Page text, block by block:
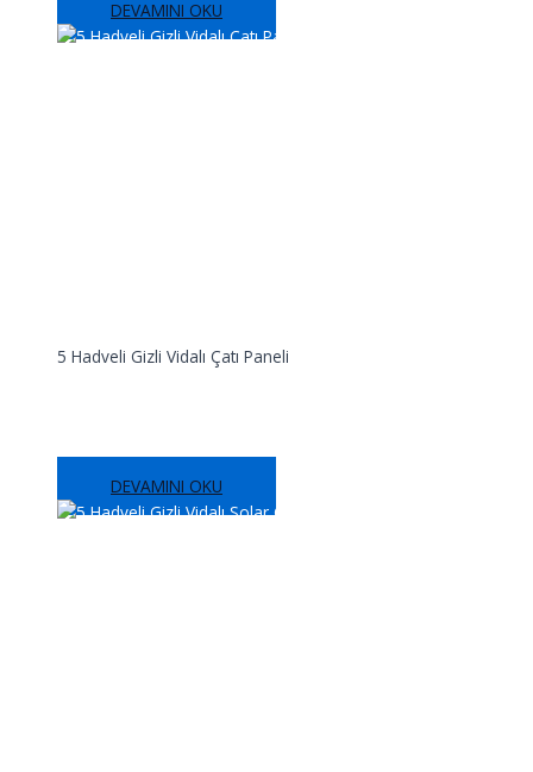
DEVAMINI OKU
5 Hadveli Gizli Vidalı Çatı Paneli
DEVAMINI OKU